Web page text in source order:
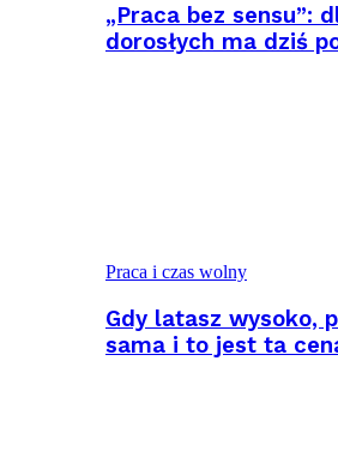
„Praca bez sensu”:
dorosłych ma dziś
Praca i czas wolny
Gdy latasz wysoko,
sama i to jest ta